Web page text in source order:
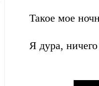
Такое мое
Я дура,